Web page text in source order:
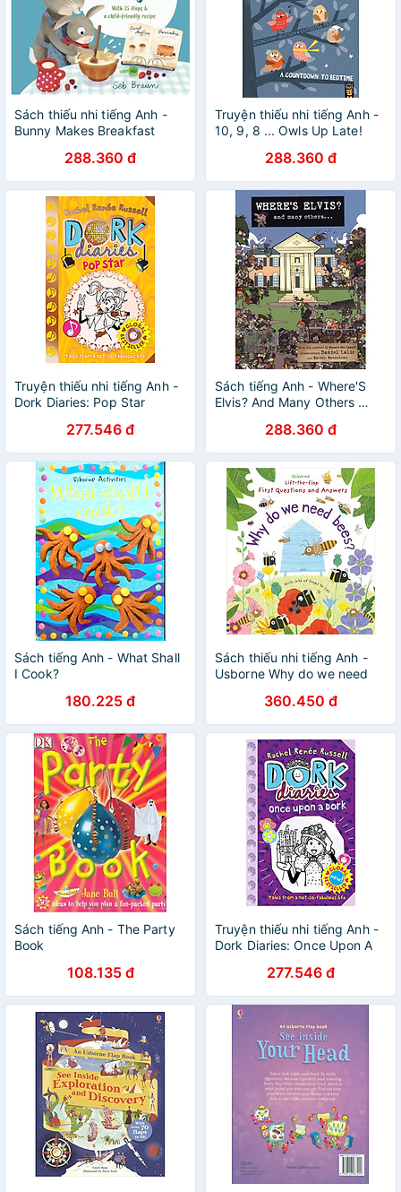
Sách thiếu nhi tiếng Anh -
Bunny Makes Breakfast
288.360 đ
Truyện thiếu nhi tiếng Anh -
10, 9, 8 ... Owls Up Late!
288.360 đ
Truyện thiếu nhi tiếng Anh -
Dork Diaries: Pop Star
277.546 đ
Sách tiếng Anh - Where'S
Elvis? And Many Others …
288.360 đ
Sách tiếng Anh - What Shall
I Cook?
180.225 đ
Sách thiếu nhi tiếng Anh -
Usborne Why do we need
360.450 đ
Sách tiếng Anh - The Party
Book
108.135 đ
Truyện thiếu nhi tiếng Anh -
Dork Diaries: Once Upon A
277.546 đ